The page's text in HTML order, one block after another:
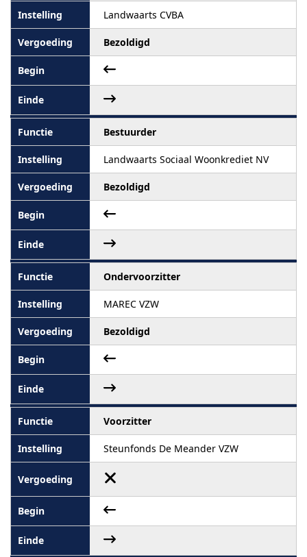
Landwaarts CVBA
Bezoldigd
Bestuurder
Landwaarts Sociaal Woonkrediet NV
Bezoldigd
Ondervoorzitter
MAREC VZW
Bezoldigd
Voorzitter
Steunfonds De Meander VZW